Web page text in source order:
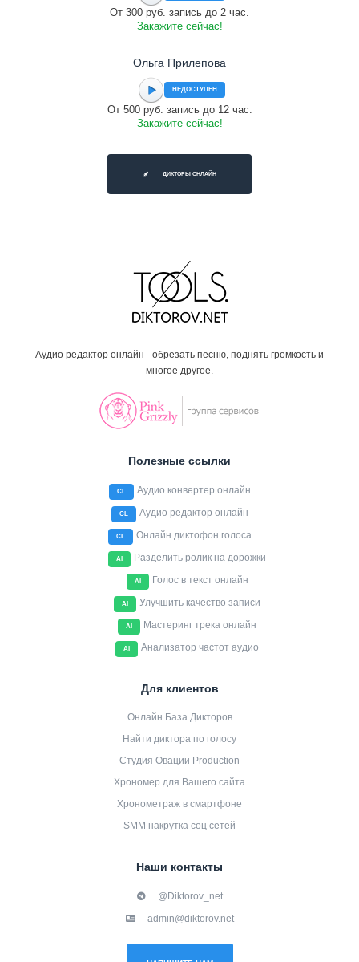
От 300 руб. запись до 2 час.
Закажите сейчас!
Ольга Прилепова
НЕДОСТУПЕН
От 500 руб. запись до 12 час.
Закажите сейчас!
ДИКТОРЫ ОНЛАЙН
Аудио редактор онлайн - обрезать песню, поднять громкость и
многое другое.
Полезные ссылки
CL Аудио конвертер онлайн
CL Аудио редактор онлайн
CL Онлайн диктофон голоса
AI Разделить ролик на дорожки
AI Голос в текст онлайн
AI Улучшить качество записи
AI Мастеринг трека онлайн
AI Анализатор частот аудио
Для клиентов
Онлайн База Дикторов
Найти диктора по голосу
Студия Овации Production
Хрономер для Вашего сайта
Хронометраж в смартфоне
SMM накрутка соц сетей
Наши контакты
@Diktorov_net
admin@diktorov.net